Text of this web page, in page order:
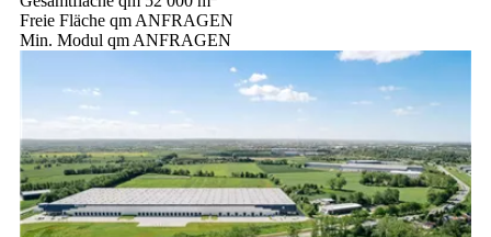
Freie Fläche qm ANFRAGEN
Min. Modul qm ANFRAGEN